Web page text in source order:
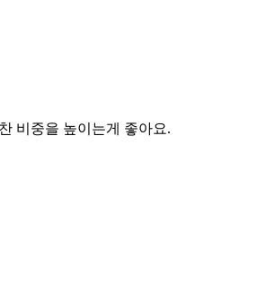
비중을 높이는게 좋아요.